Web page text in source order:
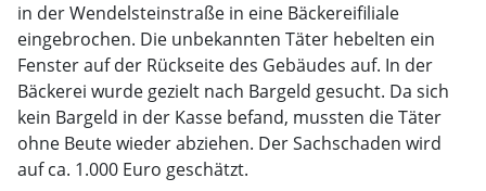
in der Wendelsteinstraße in eine Bäckereifiliale
eingebrochen. Die unbekannten Täter hebelten ein
Fenster auf der Rückseite des Gebäudes auf. In der
Bäckerei wurde gezielt nach Bargeld gesucht. Da sich
kein Bargeld in der Kasse befand, mussten die Täter
ohne Beute wieder abziehen. Der Sachschaden wird
auf ca. 1.000 Euro geschätzt.